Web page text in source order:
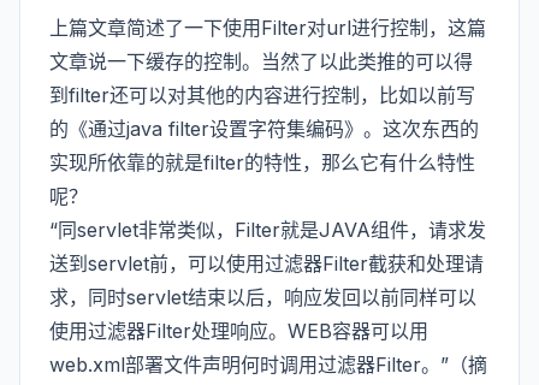
上篇文章简述了一下使用Filter对url进行控制，这篇
文章说一下缓存的控制。当然了以此类推的可以得
到filter还可以对其他的内容进行控制，比如以前写
的《通过java filter设置字符集编码》。这次东西的
实现所依靠的就是filter的特性，那么它有什么特性
呢？
“同servlet非常类似，Filter就是JAVA组件，请求发
送到servlet前，可以使用过滤器Filter截获和处理请
求，同时servlet结束以后，响应发回以前同样可以
使用过滤器Filter处理响应。WEB容器可以用
web.xml部署文件声明何时调用过滤器Filter。”（摘